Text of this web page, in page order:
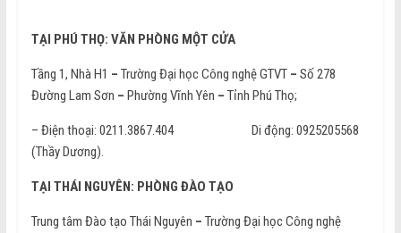
TẠI PHÚ THỌ: VĂN PHÒNG MỘT CỬA
Tầng 1, Nhà H1 – Trường Đại học Công nghệ GTVT – Số 278
Đường Lam Sơn – Phường Vĩnh Yên – Tỉnh Phú Thọ;
– Điện thoại: 0211.3867.404 Di động: 0925205568
(Thầy Dương).
TẠI THÁI NGUYÊN: PHÒNG ĐÀO TẠO
Trung tâm Đào tạo Thái Nguyên – Trường Đại học Công nghệ